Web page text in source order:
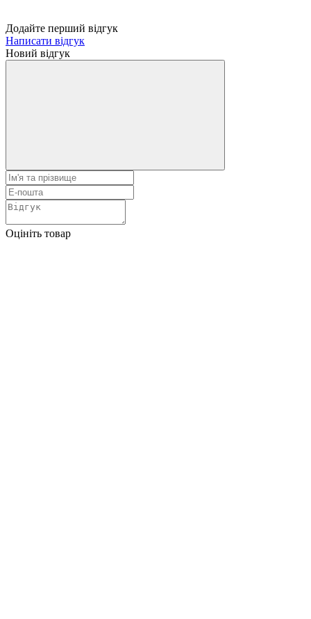
Додайте перший відгук
Написати відгук
Новий відгук
Оцініть товар